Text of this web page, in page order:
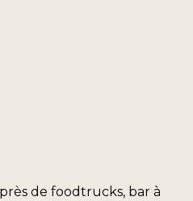
de foodtrucks, bar à